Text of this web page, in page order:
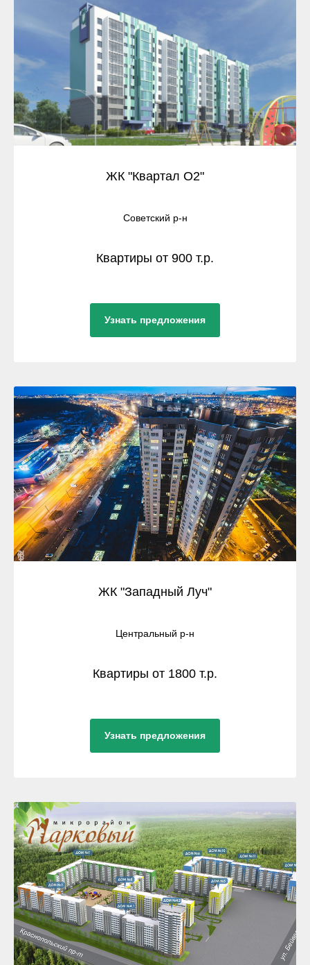
ЖК "Квартал О2"
Советский р-н
Квартиры от 900 т.р.
Узнать предложения
ЖК "Западный Луч"
Центральный р-н
Квартиры от 1800 т.р.
Узнать предложения